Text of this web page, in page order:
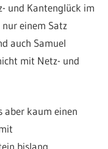
und Kantenglück im
einem Satz
auch Samuel
mit Netz- und
aber kaum einen
bislang